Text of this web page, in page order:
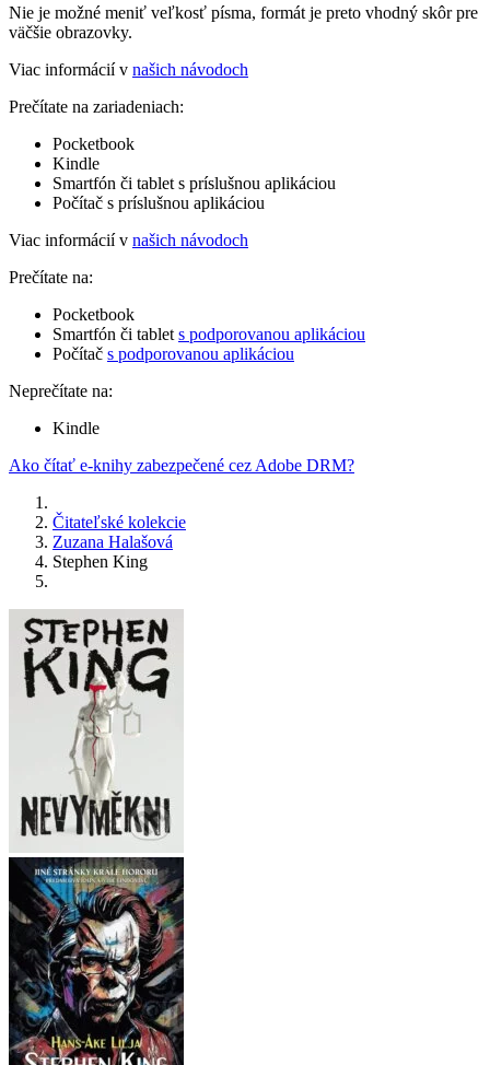
Nie je možné meniť veľkosť písma, formát je preto vhodný skôr pre
väčšie obrazovky.
Viac informácií v našich návodoch
Prečítate na zariadeniach:
Pocketbook
Kindle
Smartfón či tablet s príslušnou aplikáciou
Počítač s príslušnou aplikáciou
Viac informácií v našich návodoch
Prečítate na:
Pocketbook
Smartfón či tablet s podporovanou aplikáciou
Počítač s podporovanou aplikáciou
Neprečítate na:
Kindle
Ako čítať e-knihy zabezpečené cez Adobe DRM?
Čitateľské kolekcie
Zuzana Halašová
Stephen King